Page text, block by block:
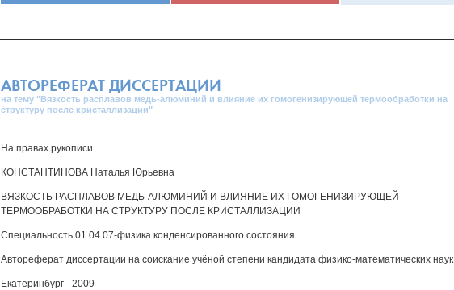
АВТОРЕФЕРАТ ДИССЕРТАЦИИ
на тему "Вязкость расплавов медь-алюминий и влияние их гомогенизирующей термообработки на
структуру после кристаллизации"
На правах рукописи
КОНСТАНТИНОВА Наталья Юрьевна
ВЯЗКОСТЬ РАСПЛАВОВ МЕДЬ-АЛЮМИНИЙ И ВЛИЯНИЕ ИХ ГОМОГЕНИЗИРУЮЩЕЙ
ТЕРМООБРАБОТКИ НА СТРУКТУРУ ПОСЛЕ КРИСТАЛЛИЗАЦИИ
Специальность 01.04.07-физика конденсированного состояния
Автореферат диссертации на соискание учёной степени кандидата физико-математических наук
Екатеринбург - 2009